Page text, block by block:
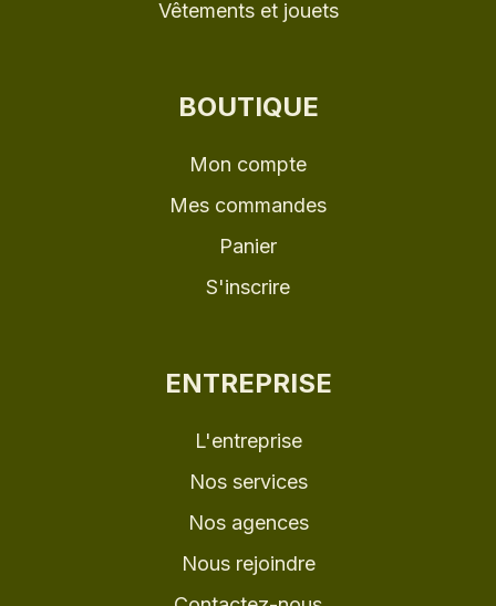
Vêtements et jouets
BOUTIQUE
Mon compte
Mes commandes
Panier
S'inscrire
ENTREPRISE
L'entreprise
Nos services
Nos agences
Nous rejoindre